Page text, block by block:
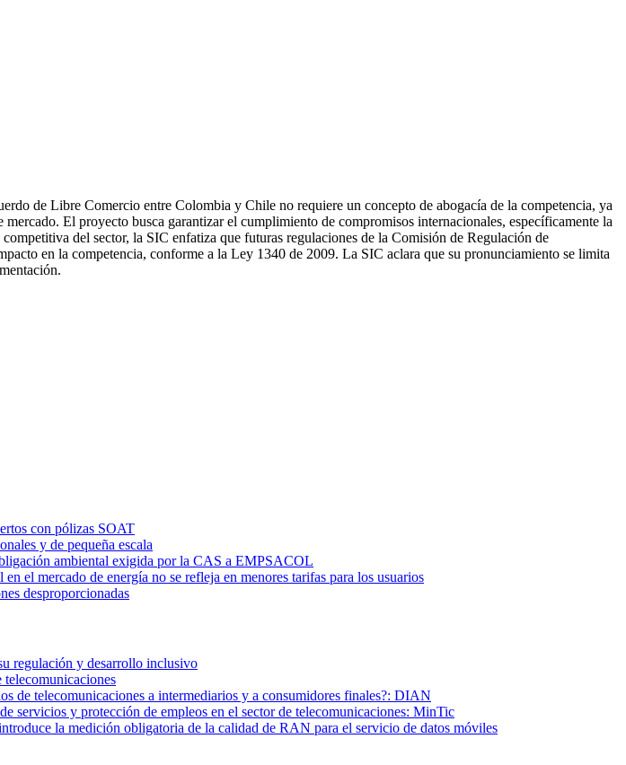
de Libre Comercio entre Colombia y Chile no requiere un concepto de abogacía de la competencia, ya
El proyecto busca garantizar el cumplimiento de compromisos internacionales, específicamente la
del sector, la SIC enfatiza que futuras regulaciones de la Comisión de Regulación de
en la competencia, conforme a la Ley 1340 de 2009. La SIC aclara que su pronunciamiento se limita
con pólizas SOAT
y de pequeña escala
ambiental exigida por la CAS a EMPSACOL
el mercado de energía no se refleja en menores tarifas para los usuarios
desproporcionadas
regulación y desarrollo inclusivo
telecomunicaciones
de telecomunicaciones a intermediarios y a consumidores finales?: DIAN
servicios y protección de empleos en el sector de telecomunicaciones: MinTic
la medición obligatoria de la calidad de RAN para el servicio de datos móviles